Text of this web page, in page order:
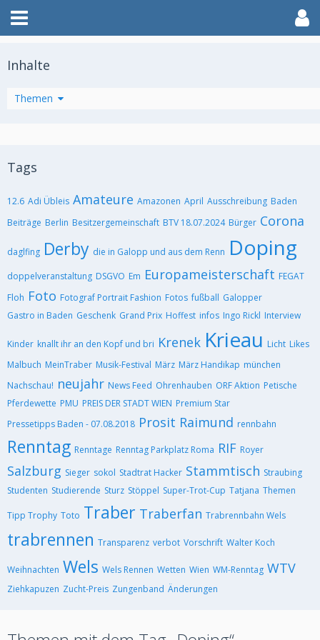
Inhalte
Artikel
Themen
Tags
12.6 Adi Übleis Amateure Amazonen April Ausschreibung Baden
Beiträge Berlin Besitzergemeinschaft BTV 18.07.2024 Bürger Corona
daglfing Derby die in Galopp und aus dem Renn Doping
doppelveranstaltung DSGVO Em Europameisterschaft FEGAT
Floh Foto Fotograf Portrait Fashion Fotos fußball Galopper
Gastro in Baden Geschenk Grand Prix Hoffest infos Ingo Rickl Interview
Kinder knallt ihr an den Kopf und bri Krenek Krieau Licht Likes
Malbuch MeinTraber Musik-Festival März März Handikap münchen
Nachschau! neujahr News Feed Ohrenhauben ORF Aktion Petische
Pferdewette PMU PREIS DER STADT WIEN Premium Star
Pressetipps Baden - 07.08.2018 Prosit Raimund rennbahn
Renntag Renntage Renntag Parkplatz Roma RIF Royer
Salzburg Sieger sokol Stadtrat Hacker Stammtisch Straubing
Studenten Studierende Sturz Stöppel Super-Trot-Cup Tatjana Themen
Tipp Trophy Toto Traber Traberfan Trabrennbahn Wels
trabrennen Transparenz verbot Vorschrift Walter Koch
Weihnachten Wels Wels Rennen Wetten Wien WM-Renntag WTV
Ziehkapuzen Zucht-Preis Zungenband Änderungen